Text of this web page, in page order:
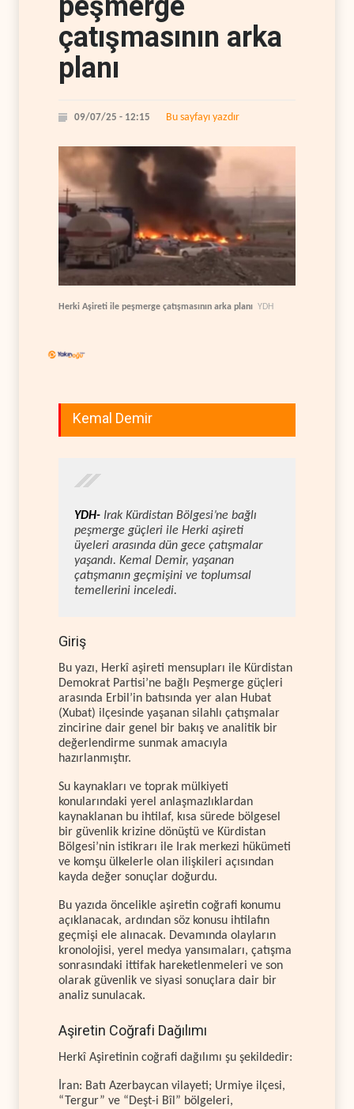
çatışmasının arka
planı
09/07/25 - 12:15 Bu sayfayı yazdır
Herki Aşireti ile peşmerge çatışmasının arka planı YDH
Kemal Demir
YDH- Irak Kürdistan Bölgesi’ne bağlı
peşmerge güçleri ile Herki aşireti
üyeleri arasında dün gece çatışmalar
yaşandı. Kemal Demir, yaşanan
çatışmanın geçmişini ve toplumsal
temellerini inceledi.
Giriş
Bu yazı, Herkî aşireti mensupları ile Kürdistan
Demokrat Partisi’ne bağlı Peşmerge güçleri
arasında Erbil’in batısında yer alan Hubat
(Xubat) ilçesinde yaşanan silahlı çatışmalar
zincirine dair genel bir bakış ve analitik bir
değerlendirme sunmak amacıyla
hazırlanmıştır.
Su kaynakları ve toprak mülkiyeti
konularındaki yerel anlaşmazlıklardan
kaynaklanan bu ihtilaf, kısa sürede bölgesel
bir güvenlik krizine dönüştü ve Kürdistan
Bölgesi’nin istikrarı ile Irak merkezi hükümeti
ve komşu ülkelerle olan ilişkileri açısından
kayda değer sonuçlar doğurdu.
Bu yazıda öncelikle aşiretin coğrafi konumu
açıklanacak, ardından söz konusu ihtilafın
geçmişi ele alınacak. Devamında olayların
kronolojisi, yerel medya yansımaları, çatışma
sonrasındaki ittifak hareketlenmeleri ve son
olarak güvenlik ve siyasi sonuçlara dair bir
analiz sunulacak.
Aşiretin Coğrafi Dağılımı
Herkî Aşiretinin coğrafi dağılımı şu şekildedir:
İran: Batı Azerbaycan vilayeti; Urmiye ilçesi,
“Tergur” ve “Deşt-i Bîl” bölgeleri,